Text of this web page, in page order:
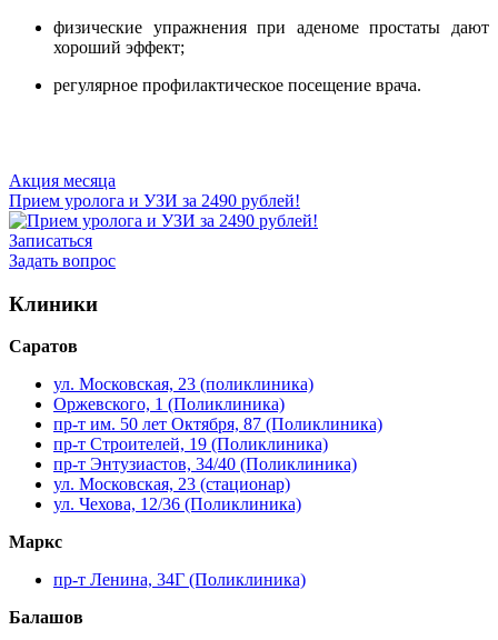
физические упражнения при аденоме простаты дают
хороший эффект;
регулярное профилактическое посещение врача.
Акция месяца
Прием уролога и УЗИ за 2490 рублей!
Записаться
Задать вопрос
Клиники
Саратов
ул. Московская, 23 (поликлиника)
Оржевского, 1 (Поликлиника)
пр-т им. 50 лет Октября, 87 (Поликлиника)
пр-т Строителей, 19 (Поликлиника)
пр-т Энтузиастов, 34/40 (Поликлиника)
ул. Московская, 23 (стационар)
ул. Чехова, 12/36 (Поликлиника)
Маркс
пр-т Ленина, 34Г (Поликлиника)
Балашов